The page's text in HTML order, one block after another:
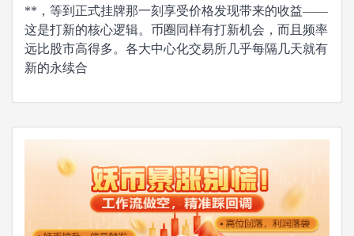
**，等到正式挂牌那一刻享受价格发现带来的收益——
这是打新的核心逻辑。币圈同样有打新机会，而且频率
远比股市高得多。各大中心化交易所几乎每隔几天就有
新的永续合